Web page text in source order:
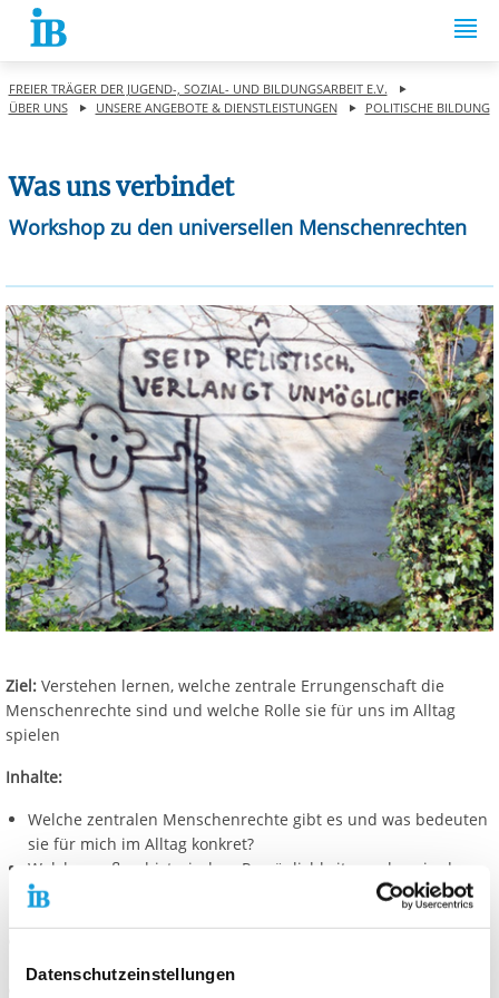
Datenschutzeinstellungen
Springe zum Inhalt
FREIER TRÄGER DER JUGEND-, SOZIAL- UND BILDUNGSARBEIT E.V.
ÜBER UNS
UNSERE ANGEBOTE & DIENSTLEISTUNGEN POLITISCHE BILDUNG
Was uns verbindet
Workshop zu den universellen Menschenrechten
Ziel: Verstehen lernen, welche zentrale Errungenschaft die
Menschenrechte sind und welche Rolle sie für uns im Alltag
spielen
Inhalte:
Welche zentralen Menschenrechte gibt es und was bedeuten
sie für mich im Alltag konkret?
Welche großen historischen Persönlichkeiten gab es in der
Geschichte und wie haben sich diese für Menschenrechte
Menschenrechte?
Welche aktuellen Bedrohungen für Menschenrechte gibt es?